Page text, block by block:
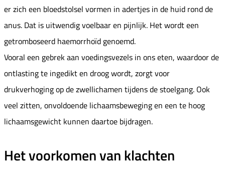
er zich een bloedstolsel vormen in adertjes in de huid rond de
anus. Dat is uitwendig voelbaar en pijnlijk. Het wordt een
getromboseerd haemorrhoïd genoemd.
Vooral een gebrek aan voedingsvezels in ons eten, waardoor de
ontlasting te ingedikt en droog wordt, zorgt voor
drukverhoging op de zwellichamen tijdens de stoelgang. Ook
veel zitten, onvoldoende lichaamsbeweging en een te hoog
lichaamsgewicht kunnen daartoe bijdragen.
Het voorkomen van klachten